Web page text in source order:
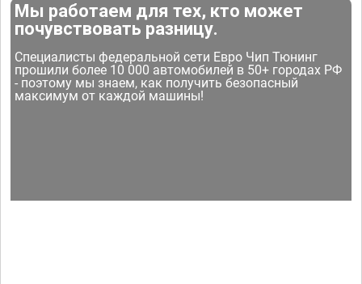
Мы работаем для тех, кто может
почувствовать разницу.
Специалисты федеральной сети Евро Чип Тюнинг
прошили более 10 000 автомобилей в 50+ городах РФ
- поэтому мы знаем, как получить безопасный
максимум от каждой машины!